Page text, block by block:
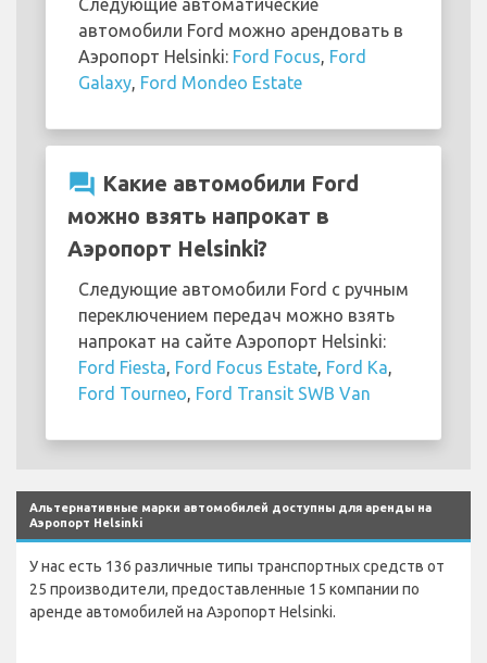
автомобили Ford можно арендовать в
Аэропорт Helsinki: Ford Focus Ford
Galaxy Ford Mondeo Estate
question_answer Какие автомобили Ford
можно взять напрокат в
Аэропорт Helsinki?
Следующие автомобили Ford с ручным
переключением передач можно взять
напрокат на сайте Аэропорт Helsinki:
Ford Fiesta Ford Focus Estate Ford Ka
Ford Tourneo Ford Transit SWB Van
Альтернативные марки автомобилей доступны для аренды на
Аэропорт Helsinki
У нас есть 136 различные типы транспортных средств от
25 производители, предоставленные 15 компании по
аренде автомобилей на Аэропорт Helsinki.